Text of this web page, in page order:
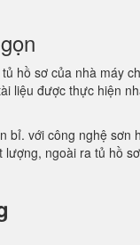
hồ sơ của nhà máy
liệu được thực hiện
bỉ. với công nghệ sơn
ngoài ra tủ hồ